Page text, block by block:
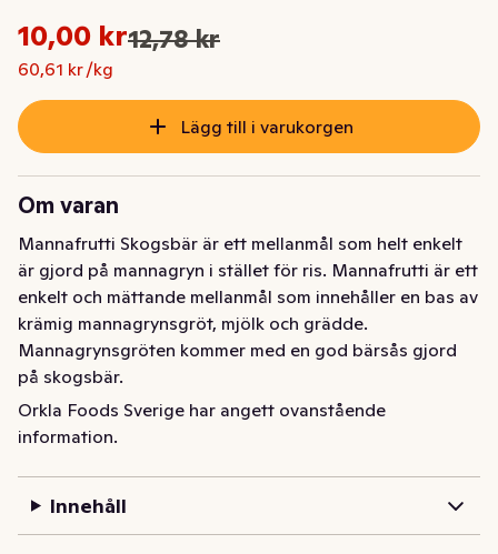
Ursprungspriset var: 12,78 kr
Nuvarande pris är: 10,00 kr
10,00 kr12,78 kr
60,61 kr /kg
Styckpris: 60,61 kr /kg
Lägg till i varukorgen
Om varan
Mannafrutti Skogsbär är ett mellanmål som helt enkelt
är gjord på mannagryn i stället för ris. Mannafrutti är ett
enkelt och mättande mellanmål som innehåller en bas av
krämig mannagrynsgröt, mjölk och grädde.
Mannagrynsgröten kommer med en god bärsås gjord
på skogsbär.
Mannafrutti är precis som Risifrutti en vardagshjälte
med i väskan som ett snabbt mellanmål.
Historien om Risifrutti började 1993 och sedan dess är
Orkla Foods Sverige har angett ovanstående
information.
Innehåll